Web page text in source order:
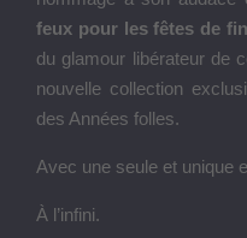
feux pour les fêtes de fin
du glamour libérateur de
nouvelle collection
des Années folles.
Avec une seule et unique
À l’infini.